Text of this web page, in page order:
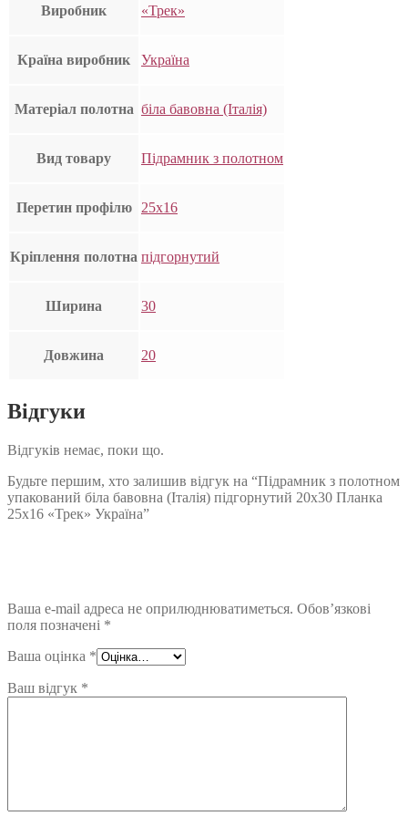
Виробник «Трек»
Країна виробник Україна
Матеріал полотна біла бавовна (Італія)
Вид товару Підрамник з полотном
Перетин профілю 25х16
Кріплення полотна підгорнутий
Ширина 30
Довжина 20
Відгуки
Відгуків немає, поки що.
Будьте першим, хто залишив відгук на “Підрамник з полотном
упакований біла бавовна (Італія) підгорнутий 20х30 Планка
25х16 «Трек» Україна”
Ваша e-mail адреса не оприлюднюватиметься. Обов’язкові
поля позначені *
Ваша оцінка *
Ваш відгук *